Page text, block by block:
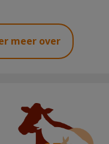
meer over